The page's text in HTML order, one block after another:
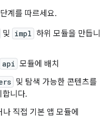
계를 따르세요.
및 impl 하위 모듈을 만듭니
api 모듈에 배치
및 탐색 가능한 콘텐츠를
합니다.
직접 기본 앱 모듈에